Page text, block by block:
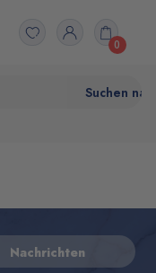
0
Nachrichten